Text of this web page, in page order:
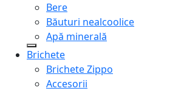
Bere
Băuturi nealcoolice
Apă minerală
Brichete
Brichete Zippo
Accesorii